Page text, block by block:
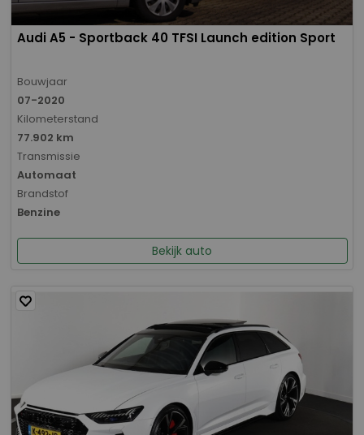
Audi A5 - Sportback 40 TFSI Launch edition Sport
Bouwjaar
07-2020
Kilometerstand
77.902 km
Transmissie
Automaat
Brandstof
Benzine
Bekijk auto